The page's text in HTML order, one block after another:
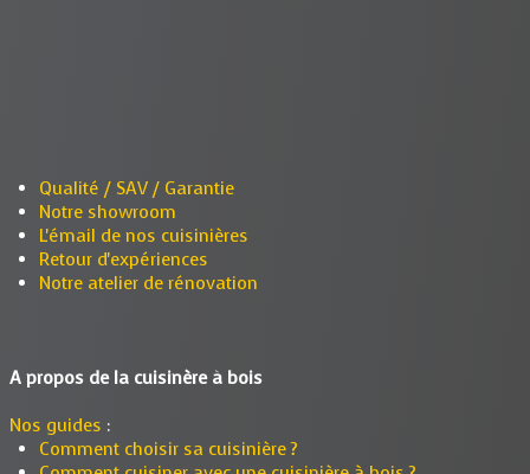
Qualité / SAV / Garantie
Notre showroom
L'émail de nos cuisinières
Retour d'expériences
Notre atelier de rénovation
A propos de la cuisinère à bois
Nos guides :
Comment choisir sa cuisinière ?